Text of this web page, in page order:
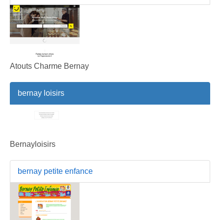
Atouts Charme Bernay
bernay loisirs
Bernayloisirs
bernay petite enfance